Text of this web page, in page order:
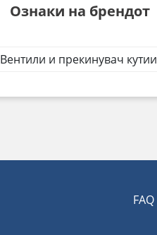
Ознаки на брендот
Вентили и прекинувач кутии
FAQ